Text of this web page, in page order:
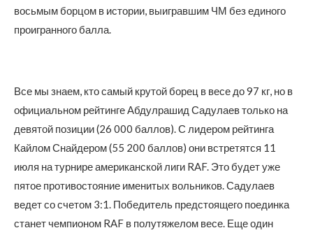
восьмым борцом в истории, выигравшим ЧМ без единого
проигранного балла.
Все мы знаем, кто самый крутой борец в весе до 97 кг, но в
официальном рейтинге Абдулрашид Садулаев только на
девятой позиции (26 000 баллов). С лидером рейтинга
Кайлом Снайдером (55 200 баллов) они встретятся 11
июля на турнире американской лиги RAF. Это будет уже
пятое противостояние именитых вольников. Садулаев
ведет со счетом 3:1. Победитель предстоящего поединка
станет чемпионом RAF в полутяжелом весе. Еще один